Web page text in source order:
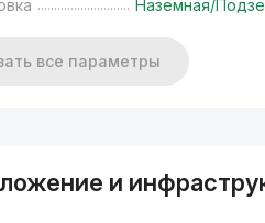
Наземная/
все параметры
и